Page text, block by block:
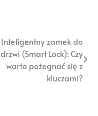
Inteligentny zamek do
drzwi (Smart Lock): Czy
warto pożegnać się z
kluczami?